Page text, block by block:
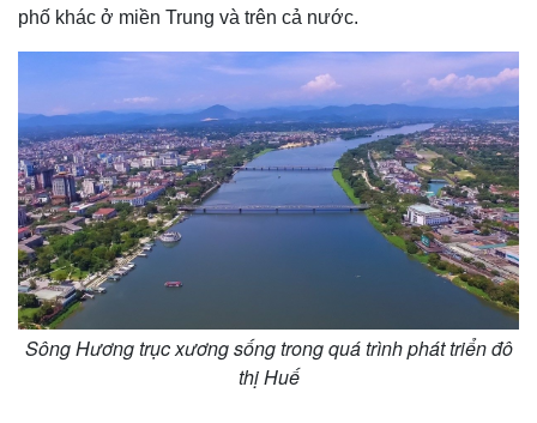
Bất động sản
Giá vàng
Tỷ giá
Chứng khoán
Giá cà phê
phố khác ở miền Trung và trên cả nước.
Sông Hương trục xương sống trong quá trình phát triển đô
thị Huế